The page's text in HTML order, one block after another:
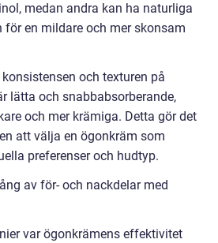
medan andra kan ha naturliga
för en mildare och mer skonsam
och texturen på
lätta och snabbabsorberande,
och mer krämiga. Detta gör det
att välja en ögonkräm som
preferenser och hudtyp.
av för- och nackdelar med
var ögonkrämens effektivitet